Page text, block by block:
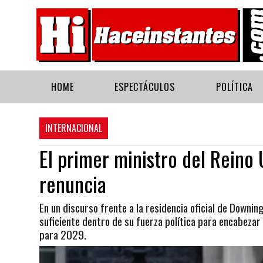
HOME ESPECTÁCULOS POLÍTICA
INTERNACIONAL
El primer ministro del Reino
renuncia
En un discurso frente a la residencia oficial de
suficiente dentro de su fuerza política para
para 2029.